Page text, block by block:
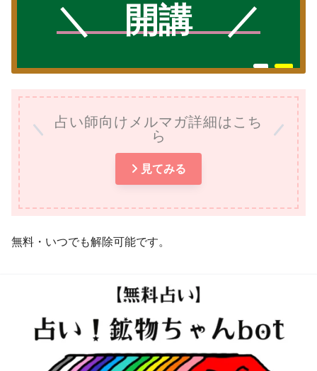
＼ 開講 ／
占い師向けメルマガ詳細はこち
ら
見てみる
無料・いつでも解除可能です。